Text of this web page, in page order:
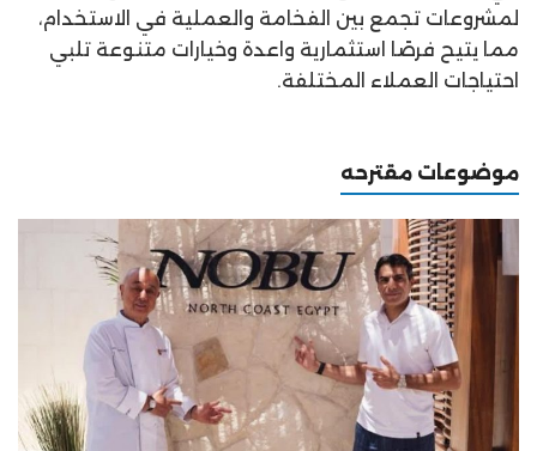
لمشروعات تجمع بين الفخامة والعملية في الاستخدام،
مما يتيح فرصًا استثمارية واعدة وخيارات متنوعة تلبي
احتياجات العملاء المختلفة.
موضوعات مقترحه